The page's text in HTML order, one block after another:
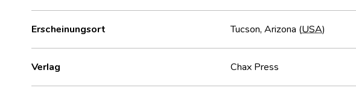
Erscheinungsort Tucson, Arizona (USA)
Verlag Chax Press